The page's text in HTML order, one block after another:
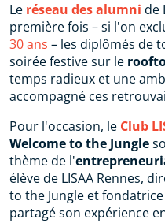
Le réseau des alumni de
première fois – si l'on
30 ans – les diplômés de
soirée festive sur le
temps radieux et une
accompagné ces
Pour l'occasion, le Club
Welcome to the Jungle
thème de l'
élève de LISAA Rennes,
to the Jungle et
partagé son expérience